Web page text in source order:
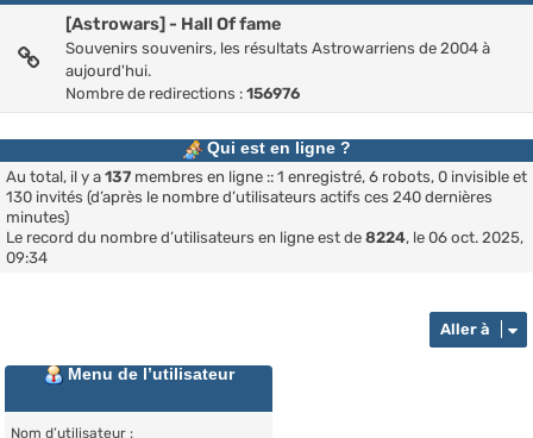
[Astrowars] - Hall Of fame
Souvenirs souvenirs, les résultats Astrowarriens de 2004 à
aujourd'hui.
Nombre de redirections : 156976
Qui est en ligne ?
Au total, il y a 137 membres en ligne :: 1 enregistré, 6 robots, 0 invisible et
130 invités (d’après le nombre d’utilisateurs actifs ces 240 dernières
minutes)
Le record du nombre d’utilisateurs en ligne est de 8224, le 06 oct. 2025,
09:34
Aller à
Menu de l’utilisateur
Nom d’utilisateur :